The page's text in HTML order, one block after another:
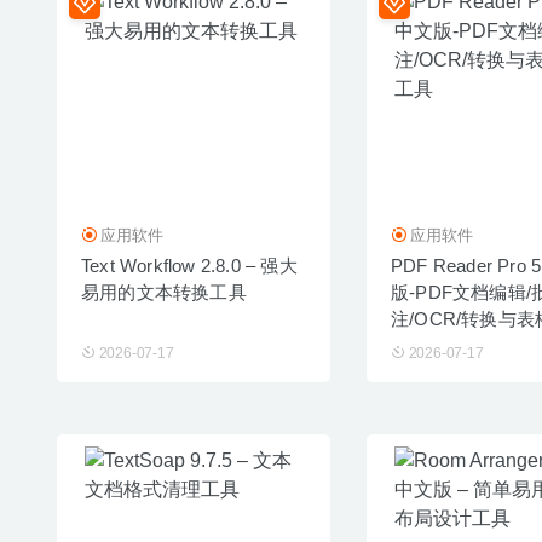
应用软件
Text Workflow 2.8.0 – 强大
易用的文本转换工具
2026-07-17
应用软件
PDF Reader Pro
版-PDF文档编辑/
注/OCR/转换与表
具 2026-07-17